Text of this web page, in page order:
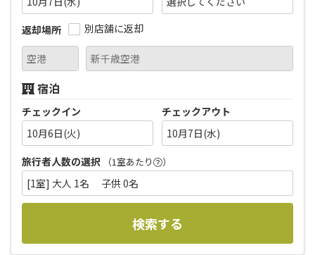
返却場所
別店舗に返却
宿泊
チェックイン
10月6日(火)
チェックアウト
10月7日(水)
旅行者人数の選択
（1室あたり ）
[1室] 大人 1名 子供 0名
検索する